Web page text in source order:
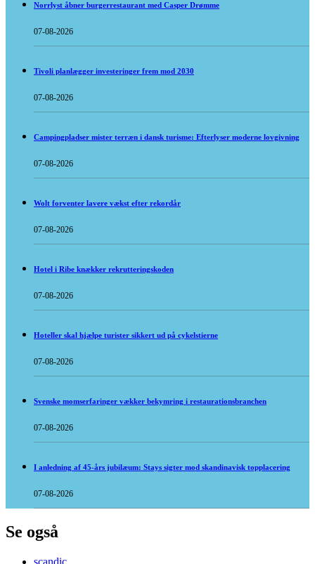
Norrlyst åbner burgerrestaurant med Casper Drømme
07-08-2026
Tivoli planlægger investeringer frem mod 2030
07-08-2026
Campingpladser mister terræn i dansk turisme: Efterlyser moderne lovgivning
07-08-2026
Wolt forventer lavere vækst efter rekordår
07-08-2026
Hotel i Ribe knækker rekrutteringskoden
07-08-2026
Hoteller skal hjælpe turister sikkert ud på cykelstierne
07-08-2026
Svenske momserfaringer vækker bekymring i restaurationsbranchen
07-08-2026
I anledning af 45-års jubilæum: Stays sigter mod skandinavisk topplacering
07-08-2026
Se også
scandic